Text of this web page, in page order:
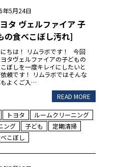
年5月24日
タ ヴェルファイア 子
の食べこぼし汚れ]
にちは！ リムラボです！ 今回
タヴェルファイアの子どもの
ぼしを一度キレイにしたいと
頼です！ リムラボではそんな
よくご入…
READ MORE
トヨタ
ルームクリーニング
ング 子ども
定期清掃
こぼし